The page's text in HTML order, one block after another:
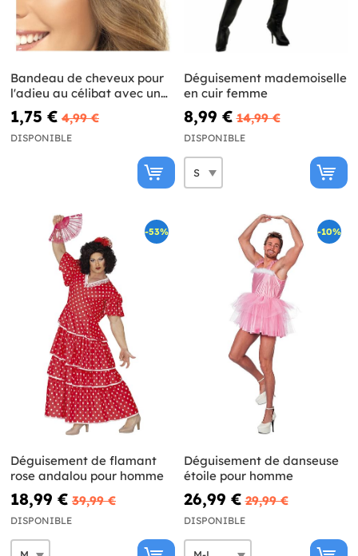
Bandeau de cheveux pour
l'adieu au célibat avec un
voile
1,75 € 4,99 €
DISPONIBLE
Déguisement mademoiselle
en cuir femme
8,99 € 14,99 €
DISPONIBLE
-53%
Déguisement de flamant
rose andalou pour homme
18,99 € 39,99 €
DISPONIBLE
-10%
Déguisement de danseuse
étoile pour homme
26,99 € 29,99 €
DISPONIBLE